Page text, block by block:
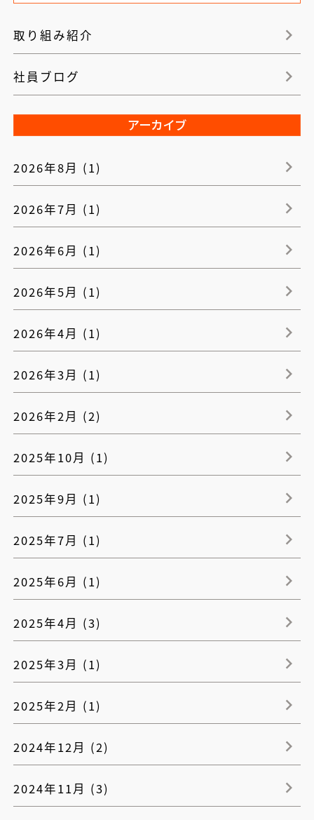
取り組み紹介
社員ブログ
アーカイブ
2026年8月 (1)
2026年7月 (1)
2026年6月 (1)
2026年5月 (1)
2026年4月 (1)
2026年3月 (1)
2026年2月 (2)
2025年10月 (1)
2025年9月 (1)
2025年7月 (1)
2025年6月 (1)
2025年4月 (3)
2025年3月 (1)
2025年2月 (1)
2024年12月 (2)
2024年11月 (3)